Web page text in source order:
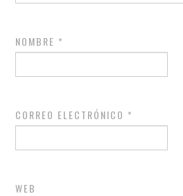
NOMBRE *
CORREO ELECTRÓNICO *
WEB